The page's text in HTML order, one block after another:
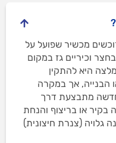
מכשיר שפועל על
וכיריים גז במקום
היא להתקין
הבנייה, אך במקרה
מתבצעת דרך
בקיר או בריצוף והנחת
גלויה (צנרת חיצונית)